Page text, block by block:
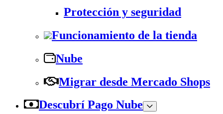
Protección y seguridad
Funcionamiento de la tienda
Nube
Migrar desde Mercado Shops
Descubrí Pago Nube